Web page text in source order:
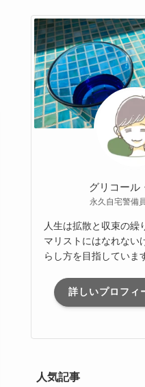
グリコール
永久自宅警備
人生は拡散と収束の繰
マリストにはなれない
らし方を目指していま
詳しいプロフィ
人気記事